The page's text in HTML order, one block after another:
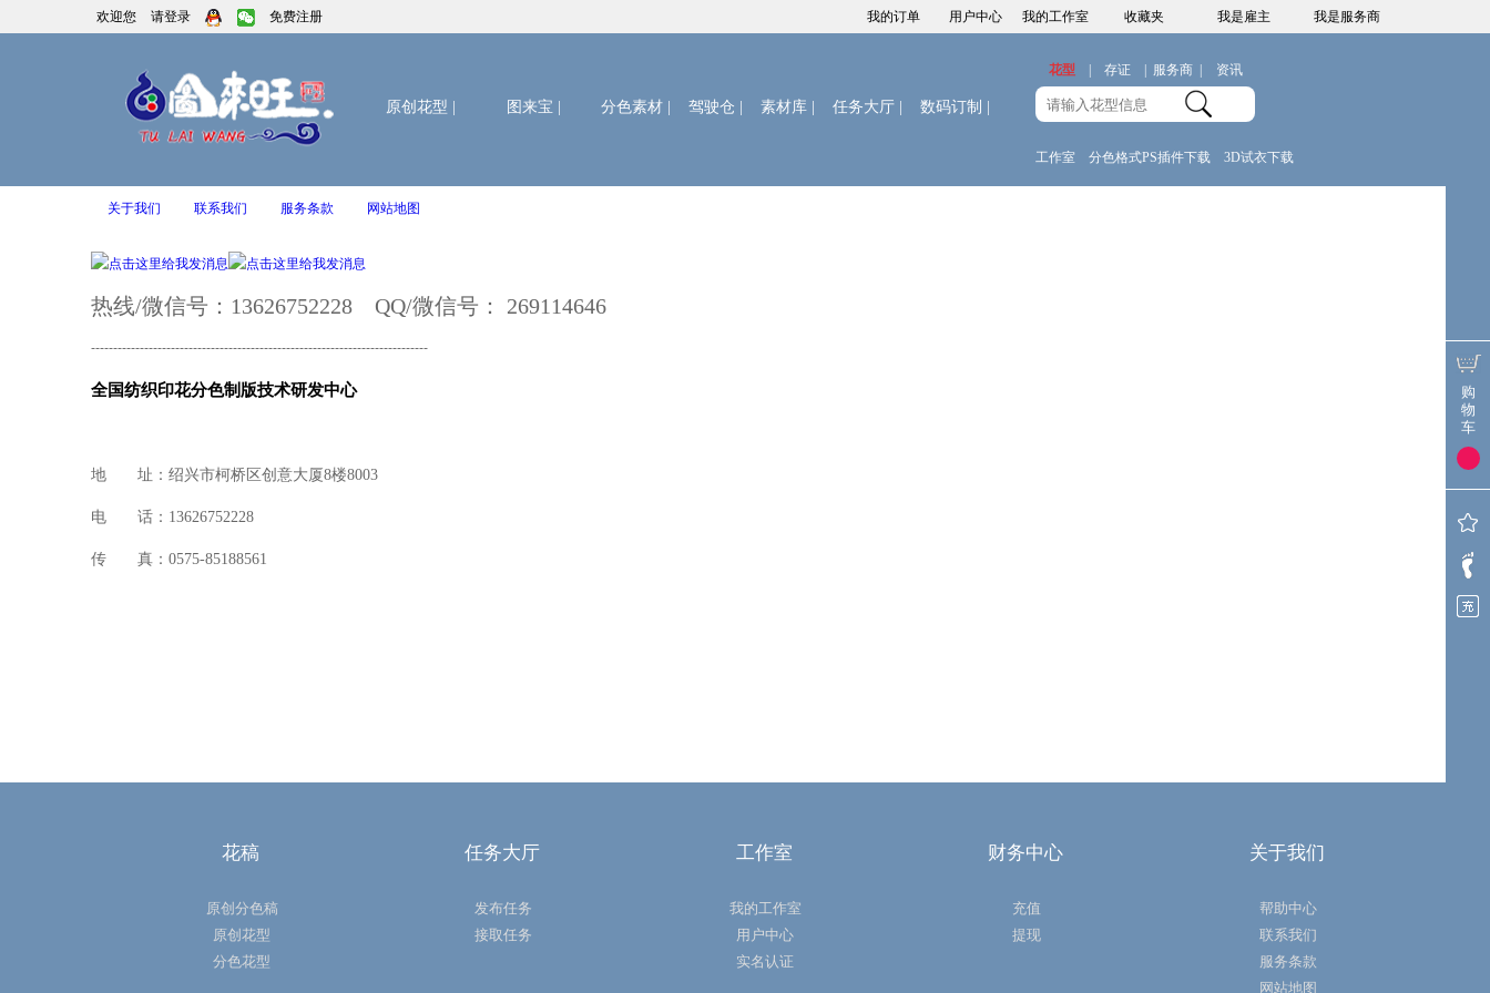
欢迎您 请登录 免费注册 我是服务商
我是雇主
收藏夹
我的订单 用户中心 我的工作室
原创花型 分色素材 | 驾驶仓 | 素材库 | 任务大厅 | 数码订制 |
图来宝
花型 存证 服务商 资讯
工作室 分色格式PS插件下载 3D试衣下载
关于我们 联系我们 服务条款 网站地图
热线/微信号：13626752228 QQ/微信号： 269114646
----------------------------------------------------------------------------
全国纺织印花分色制版技术研发中心
地 址：绍兴市柯桥区创意大厦8楼8003
电 话： 13626752228
传 真：0575-85188561
购
物
车
花稿
原创分色稿
原创花型
分色花型
任务大厅
发布任务
接取任务
工作室
我的工作室
用户中心
实名认证
财务中心
充值
提现
关于我们
帮助中心
联系我们
服务条款
网站地图